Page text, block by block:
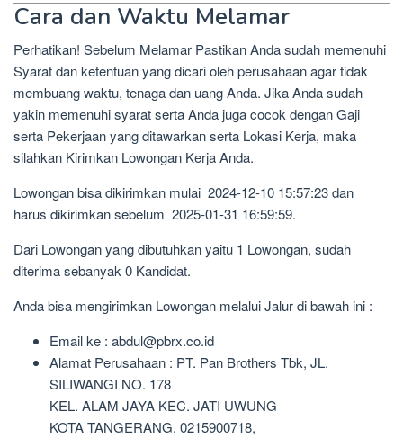
Cara dan Waktu Melamar
Perhatikan! Sebelum Melamar Pastikan Anda sudah memenuhi
Syarat dan ketentuan yang dicari oleh perusahaan agar tidak
membuang waktu, tenaga dan uang Anda. Jika Anda sudah
yakin memenuhi syarat serta Anda juga cocok dengan Gaji
serta Pekerjaan yang ditawarkan serta Lokasi Kerja, maka
silahkan Kirimkan Lowongan Kerja Anda.
Lowongan bisa dikirimkan mulai 2024-12-10 15:57:23 dan
harus dikirimkan sebelum 2025-01-31 16:59:59.
Dari Lowongan yang dibutuhkan yaitu 1 Lowongan, sudah
diterima sebanyak 0 Kandidat.
Anda bisa mengirimkan Lowongan melalui Jalur di bawah ini :
Email ke : abdul@pbrx.co.id
Alamat Perusahaan : PT. Pan Brothers Tbk, JL.
SILIWANGI NO. 178
KEL. ALAM JAYA KEC. JATI UWUNG
KOTA TANGERANG, 0215900718,